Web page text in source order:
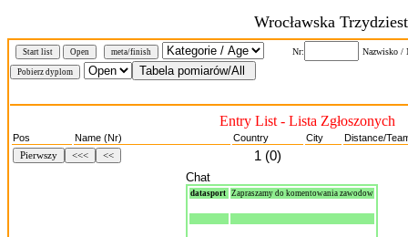
Wrocławska
Start list Open meta/finish Nr: Nazwisko /
Entry List - Lista Zgłoszonych
Pos Name (Nr) Country City Distance/
Pierwszy <<< << 1 (0)
Chat
datasport Zapraszamy do komentowania zawodow